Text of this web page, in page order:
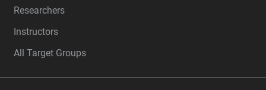
Researchers
Instructors
All Target Groups